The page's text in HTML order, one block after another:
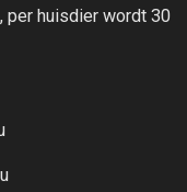
per huisdier wordt 30